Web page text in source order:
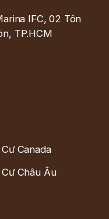
IFC, 02 Tôn
TP.HCM
Canada
Châu Âu